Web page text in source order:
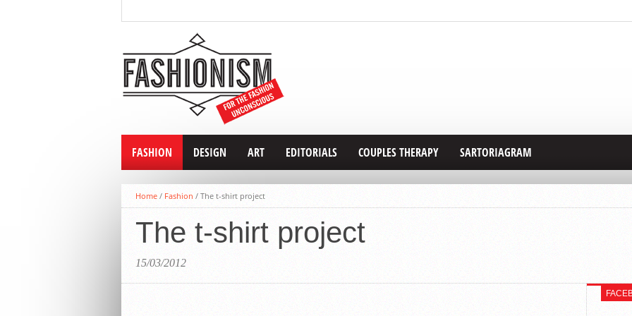
FASHION DESIGN ART EDITORIALS COUPLES THERAPY SARTORIAGRAM
Home / Fashion / The t-shirt project
The t-shirt project
15/03/2012